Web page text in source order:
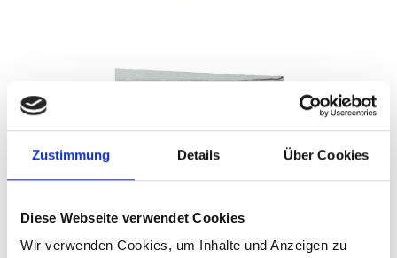
Zustimmung Details Über Cookies
Diese Webseite verwendet Cookies
Wir verwenden Cookies, um Inhalte und Anzeigen zu